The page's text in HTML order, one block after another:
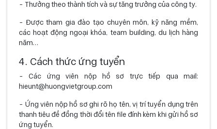
- Thưởng theo thành tích và sự tăng trưởng của công ty.
- Được tham gia đào tạo chuyên môn, kỹ năng mềm,
các hoạt động ngoại khóa, team building, du lịch hàng
năm…
4. Cách thức ứng tuyển
- Các ứng viên nộp hồ sơ trực tiếp qua mail:
hieunt@huongvietgroup.com
- Ứng viên nộp hồ sơ ghi rõ họ tên, vị trí tuyển dụng trên
thanh tiêu đề đồng thời đổi tên file đính kèm khi gửi hồ sơ
ứng tuyển.